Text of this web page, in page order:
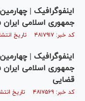
اینفوگرافیک |
جمهوری اسلامی ایران ۲۰۲۵؛ حقوق مهاجران و پناهندگان
کد خبر: ۴۸۱۷۹۱۷ تاریخ انتشار : ۱۴۰۳/۱۱/۱۴
اینفوگرافیک |
قضایی
کد خبر: ۴۸۱۷۵۶۹ تاریخ انتشار : ۱۴۰۳/۱۱/۱۱